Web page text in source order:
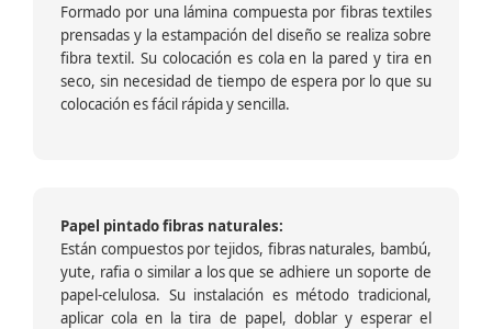
Formado por una lámina compuesta por fibras textiles
prensadas y la estampación del diseño se realiza sobre
fibra textil. Su colocación es cola en la pared y tira en
seco, sin necesidad de tiempo de espera por lo que su
colocación es fácil rápida y sencilla.
Papel pintado fibras naturales:
Están compuestos por tejidos, fibras naturales, bambú,
yute, rafia o similar a los que se adhiere un soporte de
papel-celulosa. Su instalación es método tradicional,
aplicar cola en la tira de papel, doblar y esperar el